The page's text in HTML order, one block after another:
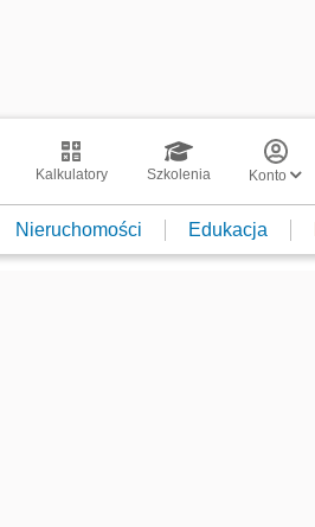
Kalkulatory Szkolenia Konto
Nieruchomości Edukacja